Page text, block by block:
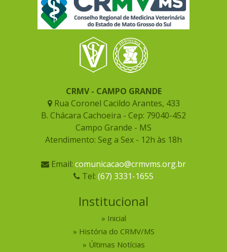
CRMV - CAMPO GRANDE
Rua Coronel Cacildo Arantes, 433
B. Chácara Cachoeira - Cep: 79040-452
Campo Grande - MS
Atendimento: Seg a Sex - 12h às 18h
Email: comunicacao@crmvms.org.br
Tel: (67) 3331-1655
Institucional
Inicial
História do CRMV/MS
Últimas Notícias